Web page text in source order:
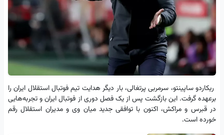
ریکاردو ساپینتو، سرمربی پرتغالی، بار دیگر هدایت تیم فوتبال استقلال ایران را
برعهده گرفت. این بازگشت پس از یک فصل دوری از فوتبال ایران و تجربه‌هایی
در قبرس و مراکش، اکنون با توافقی جدید میان وی و مدیران استقلال رقم
خورده است.